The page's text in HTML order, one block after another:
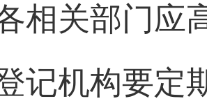
相关部门应
记机构要定